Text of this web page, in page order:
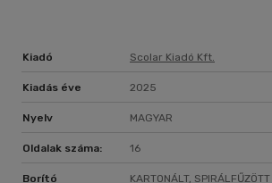
Kiadó Scolar Kiadó Kft.
Kiadás éve 2025
Nyelv MAGYAR
Oldalak száma: 16
Borító KARTONÁLT, SPIRÁLFŰZÖTT